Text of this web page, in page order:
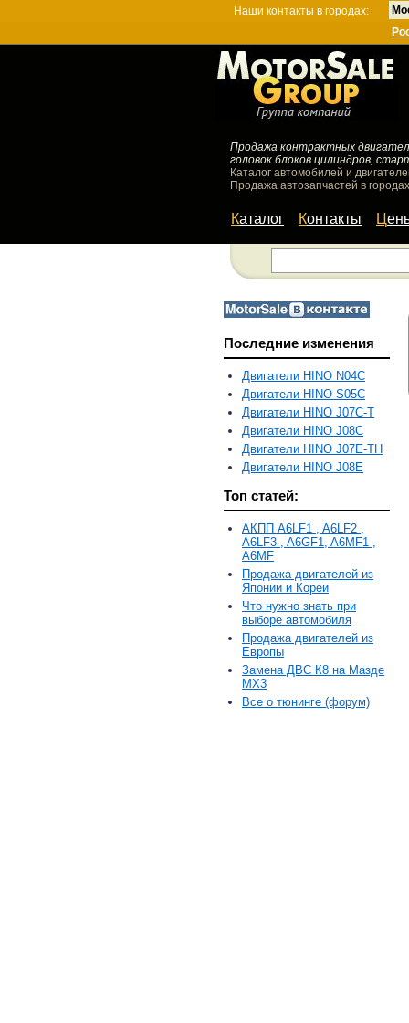
Наши контакты в городах:
Продажа контрактных
головок блоков цилиндров,
Каталог автомобилей и
Продажа автозапчастей в
Каталог Контакты
Последние изменения
Двигатели HINO N04C
Двигатели HINO S05C
Двигатели HINO J07C-T
Двигатели HINO J08C
Двигатели HINO J07E-TH
Двигатели HINO J08E
Топ статей:
АКПП A6LF1 , A6LF2 ,
A6LF3 , A6GF1, A6MF1 ,
A6MF
Продажа двигателей из
Японии и Кореи
Что нужно знать при
выборе автомобиля
Продажа двигателей из
Европы
Замена ДВС К8 на Мазде
MX3
Все о тюнинге (форум)